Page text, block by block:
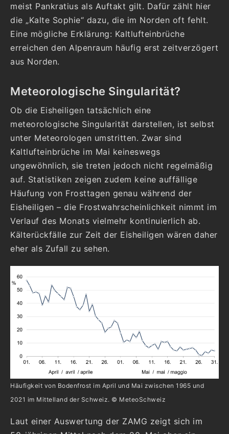
meist Pankratius als Auftakt gilt. Dafür zählt hier
die „Kalte Sophie“ dazu, die im Norden oft fehlt.
Eine mögliche Erklärung: Kaltlufteinbrüche
erreichen den Alpenraum häufig erst zeitverzögert
aus Norden.
Meteorologische Singularität?
Ob die Eisheiligen tatsächlich eine
meteorologische Singularität darstellen, ist selbst
unter Meteorologen umstritten. Zwar sind
Kaltlufteinbrüche im Mai keineswegs
ungewöhnlich, sie treten jedoch nicht regelmäßig
auf. Statistiken zeigen zudem keine auffällige
Häufung von Frosttagen genau während der
Eisheiligen – die Frostwahrscheinlichkeit nimmt im
Verlauf des Monats vielmehr kontinuierlich ab.
Kälterückfälle zur Zeit der Eisheiligen wären daher
eher als Zufall zu sehen.
Häufigkeit von Bodenfrost im April und Mai zwischen 1965 und
2021 im Mittelland der Schweiz. © MeteoSchweiz
Laut einer Auswertung der ZAMG zeigt sich im